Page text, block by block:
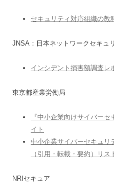
セキュリティ対応組織の教
JNSA：日本ネットワークセキュ
インシデント損害額調査レ
東京都産業労働局
『中小企業向けサイバー
イト
中小企業サイバーセキュリ
（引用・転載・要約）リス
NRIセキュア